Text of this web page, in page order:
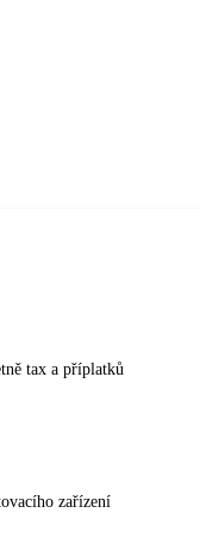
tax a příplatků
zařízení